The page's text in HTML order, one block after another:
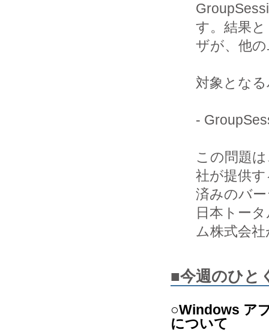
す。結果
ザが、他
対象とな
-
この問題
社が提供
済みのバ
日本トー
ム株式会
■今週のひと
○Windows ア
について